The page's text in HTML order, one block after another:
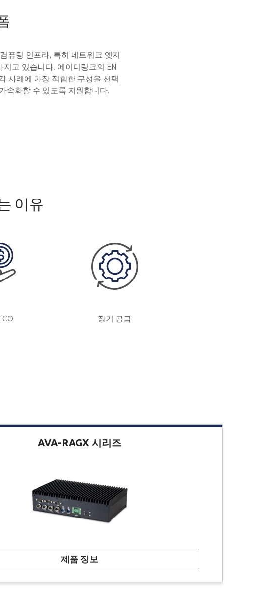
퓨팅 인프라, 특히 네트워크 엣지
고 있습니다. 에이디링크의 EN
사례에 가장 적합한 구성을 선택
속화할 수 있도록 지원합니다.
이유
장기 공급
AVA-RAGX 시리즈
제품 정보